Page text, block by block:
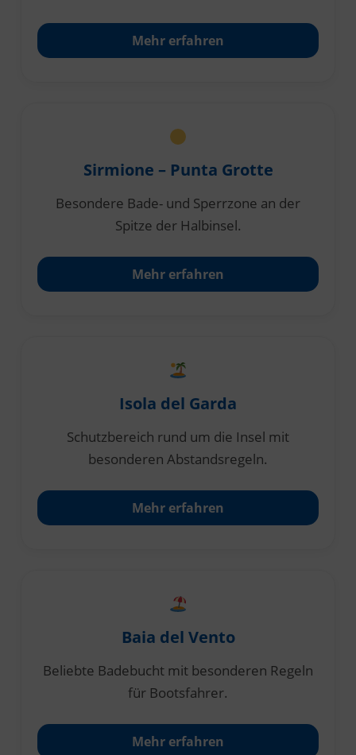
Mehr erfahren
Sirmione – Punta Grotte
Besondere Bade- und Sperrzone an der
Spitze der Halbinsel.
Mehr erfahren
Isola del Garda
Schutzbereich rund um die Insel mit
besonderen Abstandsregeln.
Mehr erfahren
Baia del Vento
Beliebte Badebucht mit besonderen Regeln
für Bootsfahrer.
Mehr erfahren